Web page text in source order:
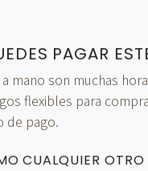
PAGAR
mano son muchas
flexibles para
de pago.
CUALQUIER